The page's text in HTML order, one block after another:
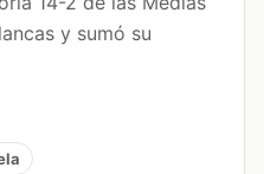
y sumó su